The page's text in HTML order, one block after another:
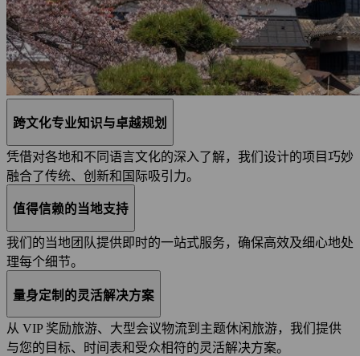
跨文化专业知识与卓越规划
凭借对各地和不同语言文化的深入了解，我们设计的项目巧妙
融合了传统、创新和国际吸引力。
值得信赖的当地支持
我们的当地团队提供即时的一站式服务，确保高效及细心地处
理每个细节。
量身定制的灵活解决方案
从 VIP 奖励旅游、大型会议物流到主题休闲旅游，我们提供
与您的目标、时间表和受众相符的灵活解决方案。